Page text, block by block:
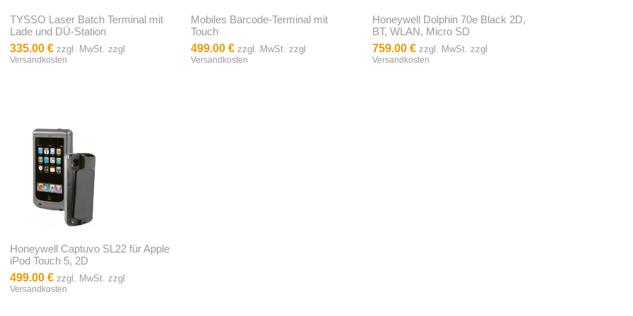
TYSSO Laser Batch Terminal mit
Lade und DÜ-Station
335.00 € zzgl. MwSt. zzgl
Versandkosten
Mobiles Barcode-Terminal mit
Touch
499.00 € zzgl. MwSt. zzgl
Versandkosten
Honeywell Dolphin 70e Black 2D,
BT, WLAN, Micro SD
759.00 €zzgl. MwSt. zzgl
Versandkosten
Honeywell Captuvo SL22 für Apple
iPod Touch 5, 2D
499.00 € zzgl. MwSt. zzgl
Versandkosten